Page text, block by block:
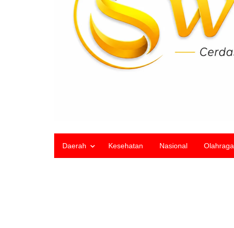
Daerah Kesehatan Nasional Olahraga